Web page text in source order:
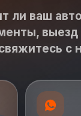
ли ваш
с